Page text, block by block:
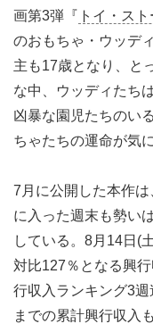
画第3弾『 トイ・ス
のおもちゃ・ウッデ
主も17歳となり、と
な中、ウッディたち
凶暴な園児たちのい
ちゃたちの運命が気
7月に公開した本作
に入った週末も勢い
している。8月14日(
対比127％となる興
行収入ランキング3
までの累計興行収入